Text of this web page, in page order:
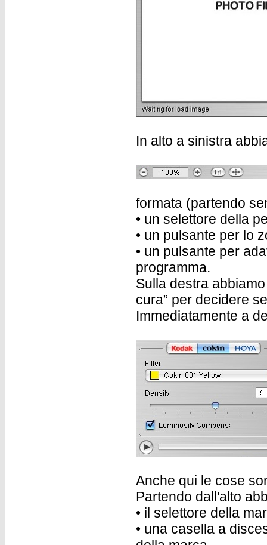
In alto a sinistra
formata (partendo
• un selettore della
• un pulsante per lo
• un pulsante per
programma.
Sulla destra
cura” per decidere
Immediatamente a
Anche qui le cose
Partendo dall'alto
• il selettore della
• una casella a